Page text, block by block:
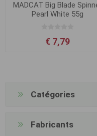
MADCAT Big Blade
Pearl White 55g
€ 7,79
Catégories
Fabricants